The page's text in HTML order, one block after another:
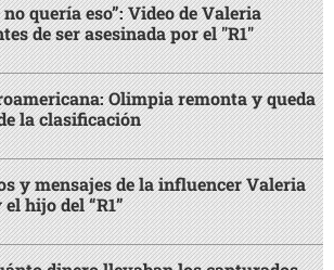
no quería eso”: Video de Valeria
de ser asesinada por el "R1"
Olimpia remonta y queda
la clasificación
y mensajes de la influencer Valeria
hijo del “R1”